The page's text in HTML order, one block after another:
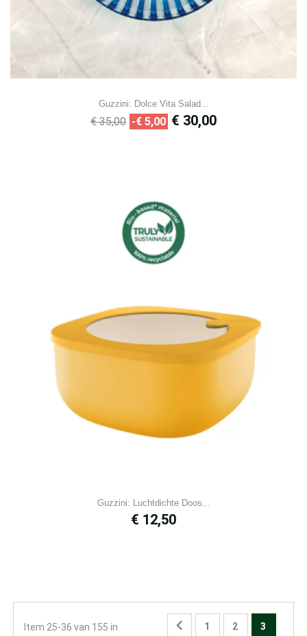
Guzzini: Dolce Vita Salad...
Normale
€ 35,00 -€ 5,00 Prijs
€ 30,00
Guzzini: Luchtdichte Doos...
Prijs
€ 12,50
Item 25-36 van 155 in  1 2 3